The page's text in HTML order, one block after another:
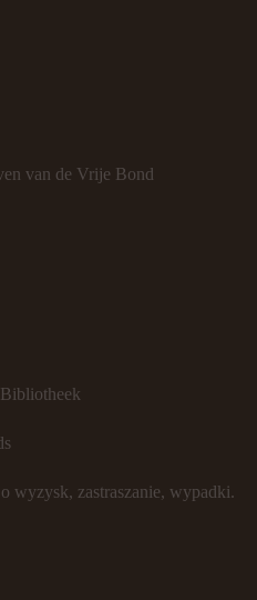
van de Vrije Bond
wyzysk, zastraszanie, wypadki.